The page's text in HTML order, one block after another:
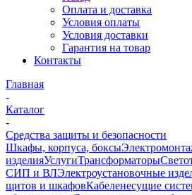
Оплата и доставка
Условия оплаты
Условия доставки
Гарантия на товар
Контакты
Главная
-
Каталог
-
Средства защиты и безопасности
Шкафы, корпуса, боксы
изделияУслугиТрансформаторы
СИП и ВЛЭлектроустановочные
щитов и шкафовКабеленесущие